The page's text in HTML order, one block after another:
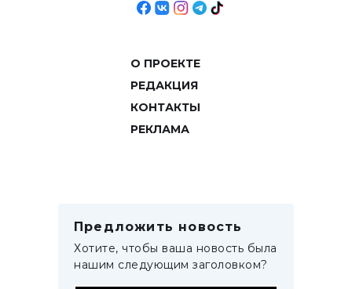
О ПРОЕКТЕ
РЕДАКЦИЯ
КОНТАКТЫ
РЕКЛАМА
Предложить новость
Хотите, чтобы ваша новость была
нашим следующим заголовком?